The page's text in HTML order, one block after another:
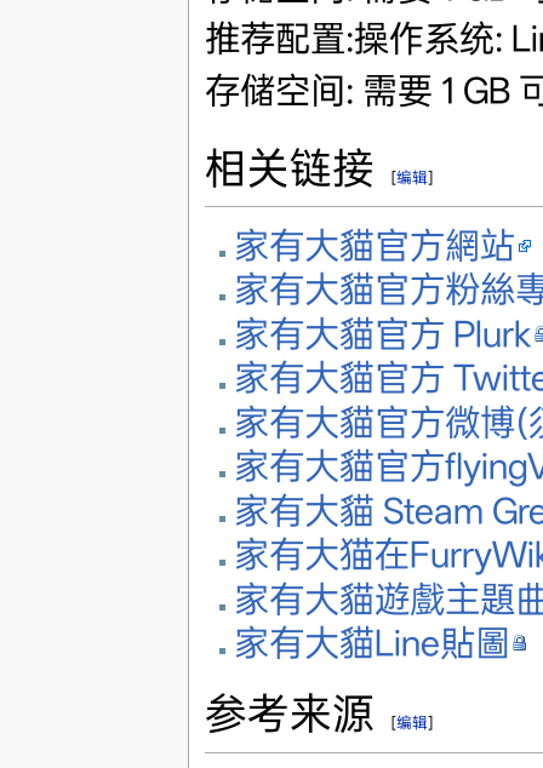
推荐配置:操作系统:
存储空间: 需要 1 GB
相关链接 [编辑]
家有大貓官方網站
家有大貓官方粉絲
家有大貓官方 Plurk
家有大貓官方
家有大貓官方微博(
家有大貓官方
家有大貓 Steam
家有大猫在
家有大貓遊戲主題
家有大貓Line貼圖
参考来源 [编辑]